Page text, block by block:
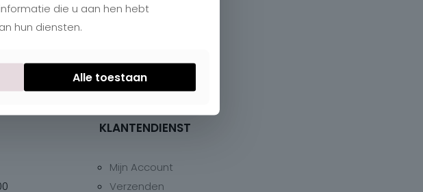
KLANTENDIENST
Mijn Account
Verzenden
die u aan hen hebt
hun diensten.
Alle toestaan